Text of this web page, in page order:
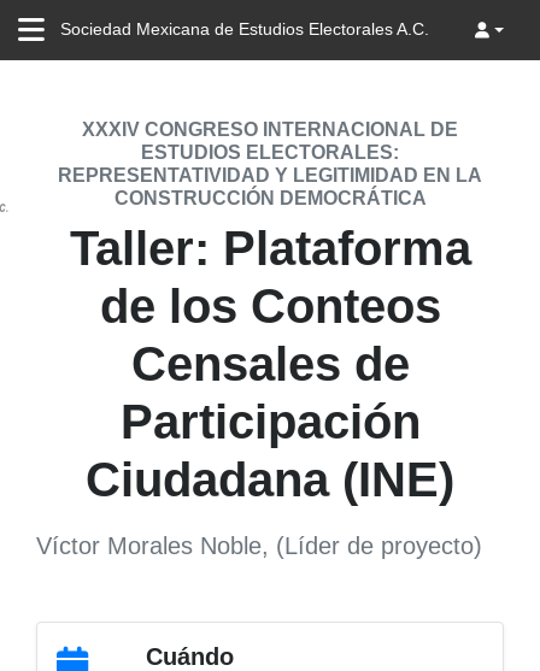
Sociedad Mexicana de Estudios Electorales A.C.
XXXIV CONGRESO INTERNACIONAL DE
ESTUDIOS ELECTORALES:
REPRESENTATIVIDAD Y LEGITIMIDAD EN LA
CONSTRUCCIÓN DEMOCRÁTICA
Taller: Plataforma
de los Conteos
Censales de
Participación
Ciudadana (INE)
Víctor Morales Noble, (Líder de proyecto)
Cuándo